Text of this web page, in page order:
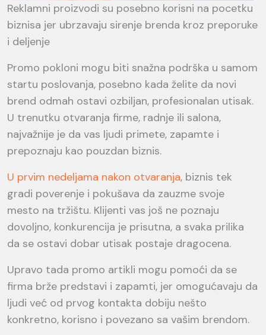
Reklamni proizvodi su posebno korisni na pocetku
biznisa jer ubrzavaju sirenje brenda kroz preporuke
i deljenje
Promo pokloni mogu biti snažna podrška u samom
startu poslovanja, posebno kada želite da novi
brend odmah ostavi ozbiljan, profesionalan utisak.
U trenutku otvaranja firme, radnje ili salona,
najvažnije je da vas ljudi primete, zapamte i
prepoznaju kao pouzdan biznis.
U prvim nedeljama nakon otvaranja, biznis tek
gradi poverenje i pokušava da zauzme svoje
mesto na tržištu. Klijenti vas još ne poznaju
dovoljno, konkurencija je prisutna, a svaka prilika
da se ostavi dobar utisak postaje dragocena.
Upravo tada promo artikli mogu pomoći da se
firma brže predstavi i zapamti, jer omogućavaju da
ljudi već od prvog kontakta dobiju nešto
konkretno, korisno i povezano sa vašim brendom.